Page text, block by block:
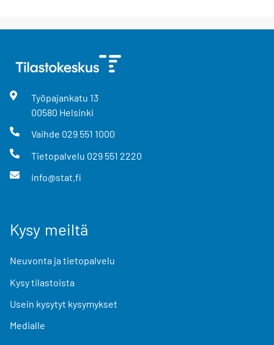
Työpajankatu 13
00580 Helsinki
Vaihde 029 551 1000
Tietopalvelu 029 551 2220
info@stat.fi
Kysy meiltä
Neuvonta ja tietopalvelu
Kysy tilastoista
Usein kysytyt kysymykset
Medialle